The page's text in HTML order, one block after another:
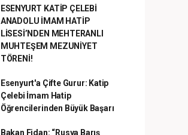
ESENYURT KATİP ÇELEBİ
ANADOLU İMAM HATİP
LİSESİ’NDEN MEHTERANLI
MUHTEŞEM MEZUNİYET
TÖRENİ!
Esenyurt'a Çifte Gurur: Katip
Çelebi İmam Hatip
Öğrencilerinden Büyük Başarı
Bakan Fidan: “Rusya Barış